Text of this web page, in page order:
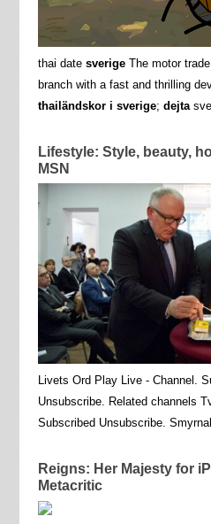
thai date sverigeThe motor
branch with a fast and thrilling
thailändskor i sverige; dejta
Lifestyle: Style, beauty,
MSN
Livets Ord Play Live - Channel.
Unsubscribe. Related channels
Subscribed Unsubscribe.
Reigns: Her Majesty for
Metacritic